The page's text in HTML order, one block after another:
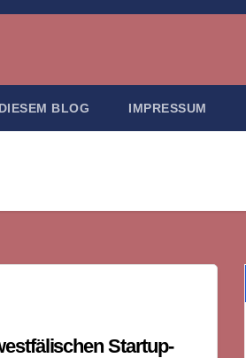
BLOG IMPRESSUM
Startup-